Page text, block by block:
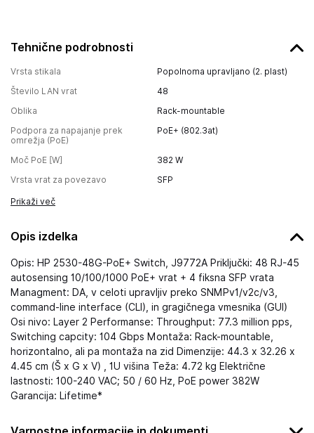
Tehnične podrobnosti
Vrsta stikala
Popolnoma upravljano (2. plast)
Število LAN vrat
48
Oblika
Rack-mountable
Podpora za napajanje prek
omrežja (PoE)
PoE+ (802.3at)
Moč PoE [W] 382 W
Vrsta vrat za povezavo
SFP
Prikaži več
Opis izdelka
Opis: HP 2530-48G-PoE+ Switch, J9772A Priključki: 48 RJ-45
autosensing 10/100/1000 PoE+ vrat + 4 fiksna SFP vrata
Managment: DA, v celoti upravljiv preko SNMPv1/v2c/v3,
command-line interface (CLI), in gragičnega vmesnika (GUI)
Osi nivo: Layer 2 Performanse: Throughput: 77.3 million pps,
Switching capcity: 104 Gbps Montaža: Rack-mountable,
horizontalno, ali pa montaža na zid Dimenzije: 44.3 x 32.26 x
4.45 cm (Š x G x V) , 1U višina Teža: 4.72 kg Električne
lastnosti: 100-240 VAC; 50 / 60 Hz, PoE power 382W
Garancija: Lifetime*